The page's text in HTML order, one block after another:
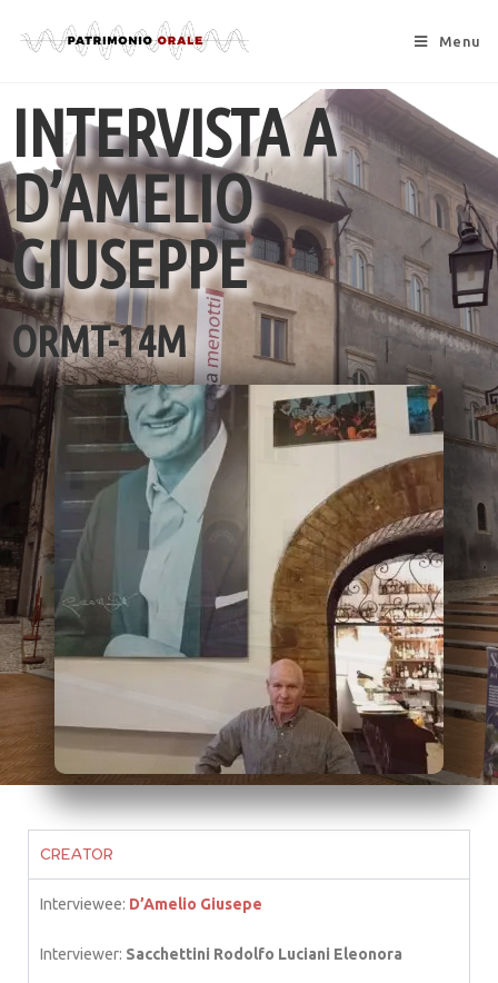
Menu
INTERVISTA A
D’AMELIO
GIUSEPPE
ORMT-14M
CREATOR
Interviewee: D’Amelio Giusepe
Interviewer: Sacchettini Rodolfo Luciani Eleonora